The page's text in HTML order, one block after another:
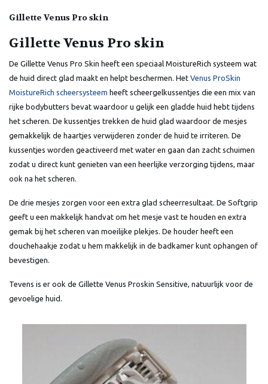
Gillette Venus Pro skin
Gillette Venus Pro skin
De Gillette Venus Pro Skin heeft een speciaal MoistureRich systeem wat
de huid direct glad maakt en helpt beschermen. Het Venus ProSkin
MoistureRich scheersysteem heeft scheergelkussentjes die een mix van
rijke bodybutters bevat waardoor u gelijk een gladde huid hebt tijdens
het scheren. De kussentjes trekken de huid glad waardoor de mesjes
gemakkelijk de haartjes verwijderen zonder de huid te irriteren. De
kussentjes worden geactiveerd met water en gaan dan zacht schuimen
zodat u direct kunt genieten van een heerlijke verzorging tijdens, maar
ook na het scheren.
De drie mesjes zorgen voor een extra glad scheerresultaat. De Softgrip
geeft u een makkelijk handvat om het mesje vast te houden en extra
gemak bij het scheren van moeilijke plekjes. De houder heeft een
douchehaakje zodat u hem makkelijk in de badkamer kunt ophangen of
bevestigen.
Tevens is er ook de Gillette Venus Proskin Sensitive, natuurlijk voor de
gevoelige huid.